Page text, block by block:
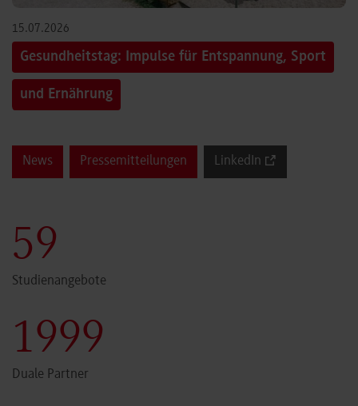
15.07.2026
Gesundheitstag: Impulse für Entspannung, Sport
und Ernährung
News Pressemitteilungen LinkedIn
60
Studienangebote
2000
Duale Partner